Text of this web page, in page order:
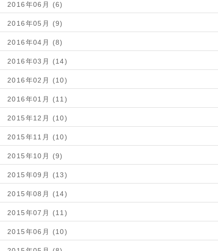
2016年06月 (6)
2016年05月 (9)
2016年04月 (8)
2016年03月 (14)
2016年02月 (10)
2016年01月 (11)
2015年12月 (10)
2015年11月 (10)
2015年10月 (9)
2015年09月 (13)
2015年08月 (14)
2015年07月 (11)
2015年06月 (10)